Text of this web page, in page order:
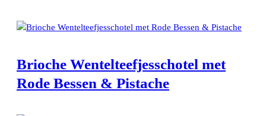
Brioche Wentelteefjesschotel met
Rode Bessen & Pistache